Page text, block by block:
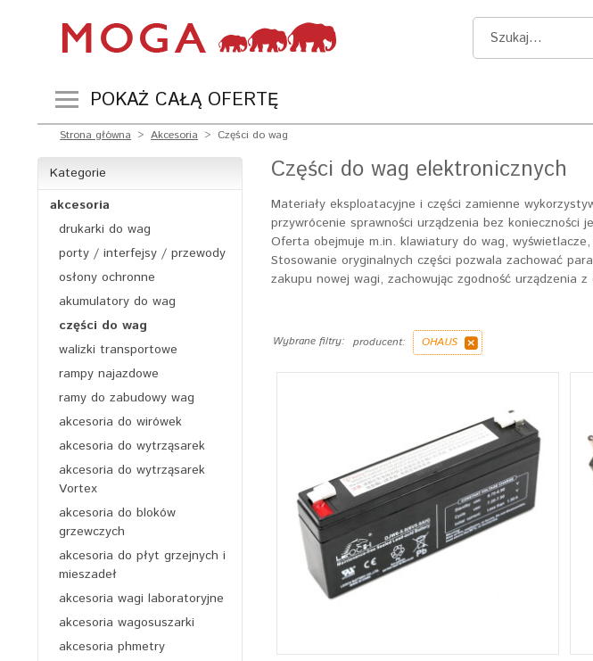
POKAŻ CAŁĄ OFERTĘ
Strona główna > Akcesoria > Części do wag
Części do wag elektronicznych
Materiały eksploatacyjne i części zamienne
przywrócenie sprawności urządzenia bez konieczności
Oferta obejmuje m.in. klawiatury do wag,
Stosowanie oryginalnych części pozwala zachować
zakupu nowej wagi, zachowując zgodność urządzenia
Wybrane filtry: producent: OHAUS
Kategorie
akcesoria
drukarki do wag
porty / interfejsy / przewody
osłony ochronne
akumulatory do wag
części do wag
walizki transportowe
rampy najazdowe
ramy do zabudowy wag
akcesoria do wirówek
akcesoria do wytrząsarek
akcesoria do wytrząsarek
Vortex
akcesoria do bloków
grzewczych
akcesoria do płyt grzejnych i
mieszadeł
akcesoria wagi laboratoryjne
akcesoria wagosuszarki
akcesoria phmetry